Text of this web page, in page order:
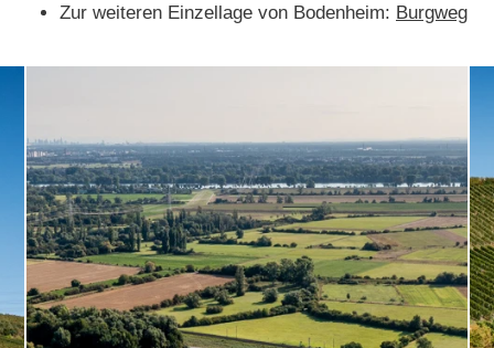
Zur weiteren Einzellage von Bodenheim: Burgweg